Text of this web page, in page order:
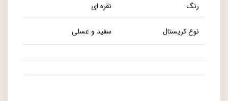
رنگ نقره ای
نوع کریستال سفید و عسلی